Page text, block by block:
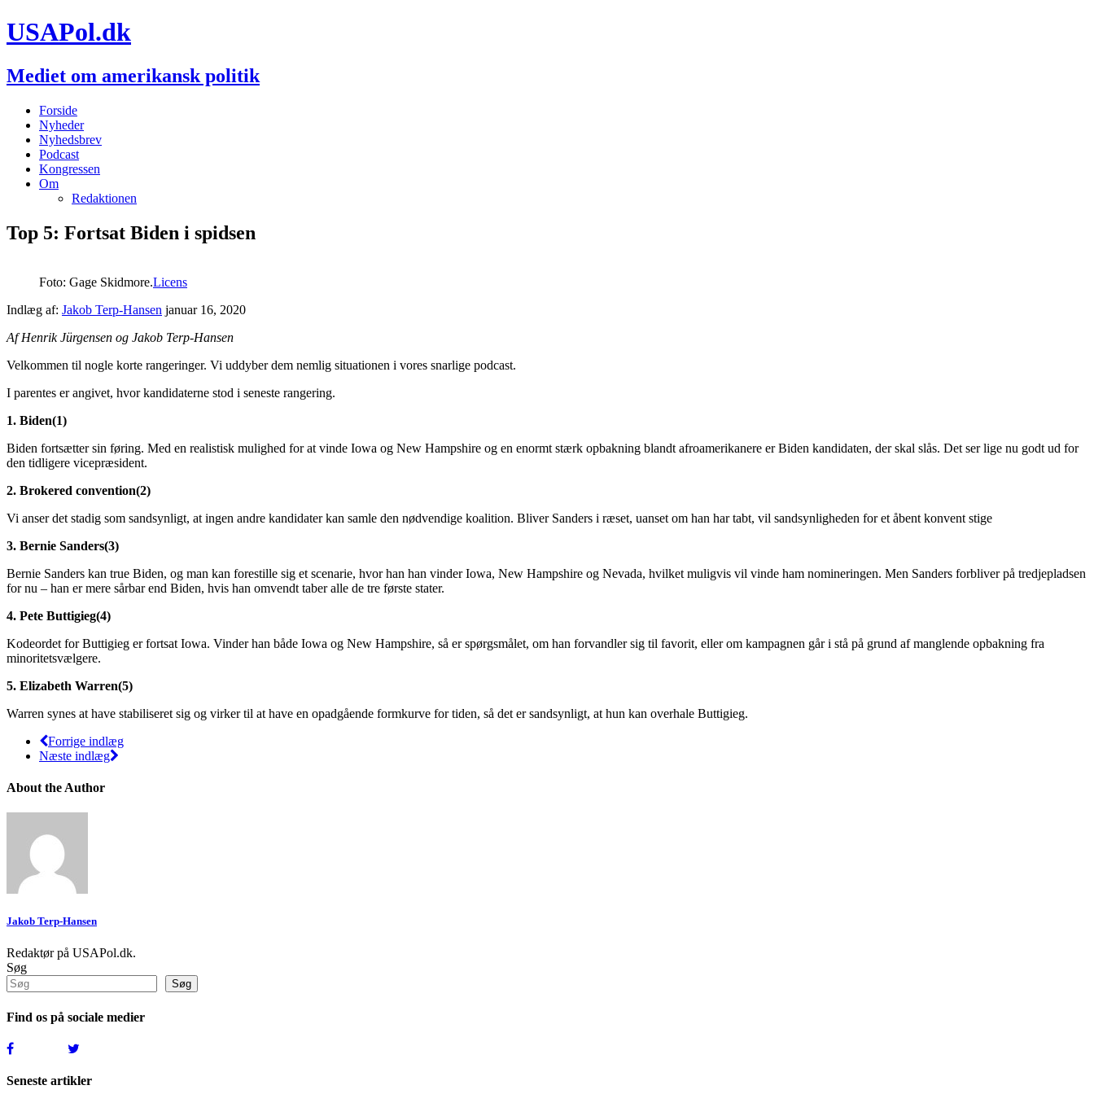
USAPol.dk
Mediet om amerikansk politik
Forside
Nyheder
Nyhedsbrev
Podcast
Kongressen
Om
Redaktionen
Top 5: Fortsat Biden i spidsen
Foto: Gage Skidmore.Licens
Indlæg af: Jakob Terp-Hansen januar 16, 2020
Af Henrik Jürgensen og Jakob Terp-Hansen
Velkommen til nogle korte rangeringer. Vi uddyber dem nemlig situationen i vores snarlige podcast.
I parentes er angivet, hvor kandidaterne stod i seneste rangering.
1. Biden(1)
Biden fortsætter sin føring. Med en realistisk mulighed for at vinde Iowa og New Hampshire og en enormt stærk opbakning blandt afroamerikanere er Biden kandidaten, der skal slås. Det ser lige nu godt ud for
den tidligere vicepræsident.
2. Brokered convention(2)
Vi anser det stadig som sandsynligt, at ingen andre kandidater kan samle den nødvendige koalition. Bliver Sanders i ræset, uanset om han har tabt, vil sandsynligheden for et åbent konvent stige
3. Bernie Sanders(3)
Bernie Sanders kan true Biden, og man kan forestille sig et scenarie, hvor han han vinder Iowa, New Hampshire og Nevada, hvilket muligvis vil vinde ham nomineringen. Men Sanders forbliver på tredjepladsen
for nu – han er mere sårbar end Biden, hvis han omvendt taber alle de tre første stater.
4. Pete Buttigieg(4)
Kodeordet for Buttigieg er fortsat Iowa. Vinder han både Iowa og New Hampshire, så er spørgsmålet, om han forvandler sig til favorit, eller om kampagnen går i stå på grund af manglende opbakning fra
minoritetsvælgere.
5. Elizabeth Warren(5)
Warren synes at have stabiliseret sig og virker til at have en opadgående formkurve for tiden, så det er sandsynligt, at hun kan overhale Buttigieg.
Forrige indlæg
Næste indlæg
About the Author
Jakob Terp-Hansen
Redaktør på USAPol.dk.
Søg
Søg
Find os på sociale medier
Seneste artikler